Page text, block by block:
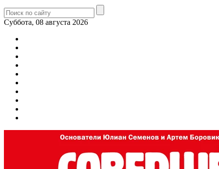
Суббота, 08 августа 2026